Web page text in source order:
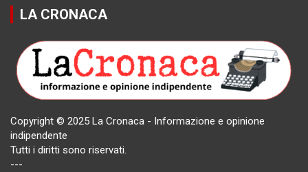
LA CRONACA
Copyright © 2025 La Cronaca - Informazione e opinione
indipendente
Tutti i diritti sono riservati.
---